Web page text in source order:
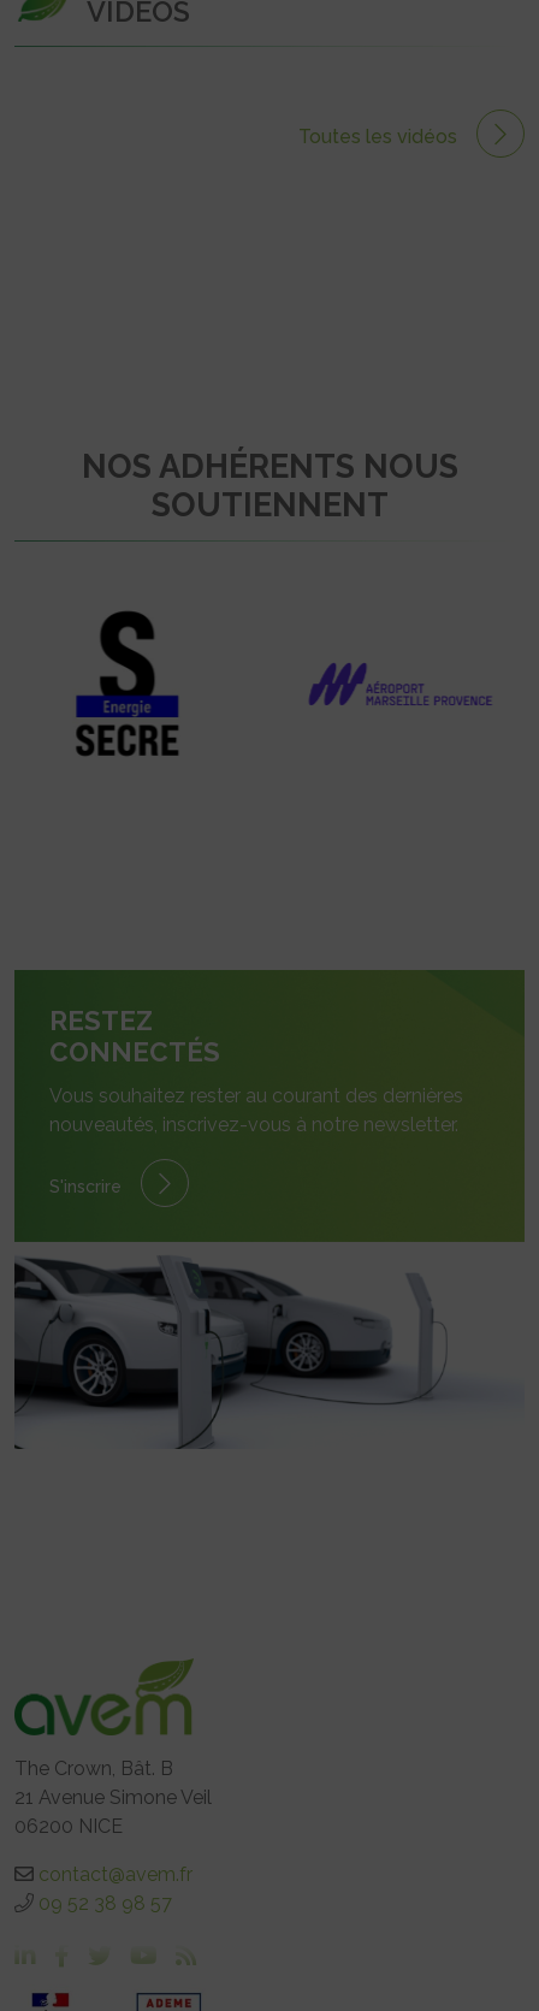
VIDÉOS
Toutes les vidéos
NOS ADHÉRENTS NOUS
SOUTIENNENT
RESTEZ
CONNECTÉS
Vous souhaitez rester au courant des dernières
nouveautés, inscrivez-vous à notre newsletter.
S'inscrire
The Crown, Bât. B
21 Avenue Simone Veil
06200 NICE
contact@avem.fr
09 52 38 98 57